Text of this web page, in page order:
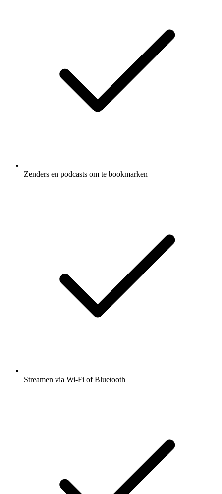
Zenders en podcasts om te bookmarken
Streamen via Wi-Fi of Bluetooth